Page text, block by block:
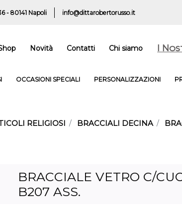
- 80141 Napoli info@dittarobertorusso.it
Novità Contatti Chi siamo I
OCCASIONI SPECIALI PERSONALIZZAZIONI
RELIGIOSI BRACCIALI DECINA
BRACCIALE VETRO C/
B207 ASS.